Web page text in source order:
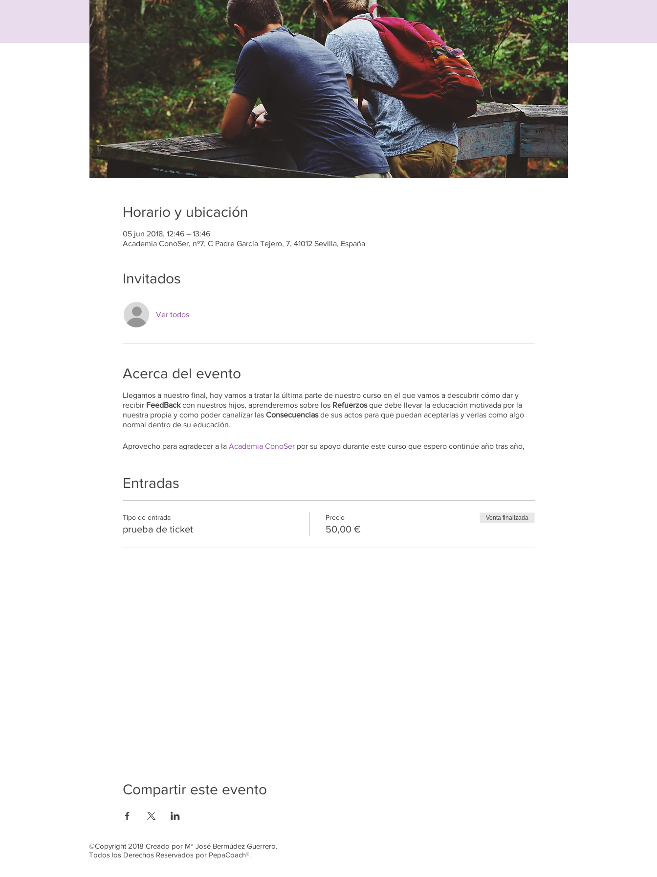
Horario y ubicación
05 jun 2018, 12:46 – 13:46
Academia ConoSer, nº7, C Padre García Tejero, 7, 41012 Sevilla, España
Invitados
Ver todos
Acerca del evento
Llegamos a nuestro final, hoy vamos a tratar la última parte de nuestro curso en el que vamos a descubrir cómo dar y
recibir FeedBackcon nuestros hijos, aprenderemos sobre los Refuerzosque debe llevar la educación motivada por la
nuestra propia y como poder canalizar las Consecuenciasde sus actos para que puedan aceptarlas y verlas como algo
normal dentro de su educación.
Aprovecho para agradecer a la Academia ConoSerpor su apoyo durante este curso que espero continúe año tras año,
Entradas
Tipo de entrada
prueba de ticket
Precio
50,00 €
Venta finalizada
Compartir este evento
©Copyright 2018 Creado por Mª José Bermúdez Guerrero.
Todos los Derechos Reservados por PepaCoach®.